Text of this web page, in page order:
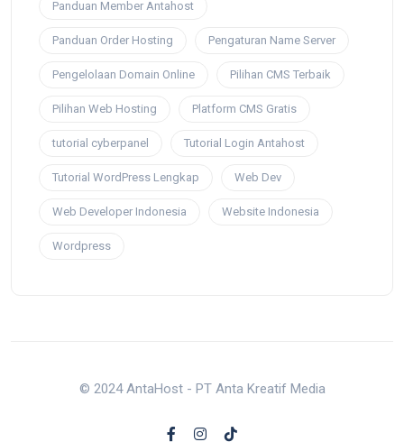
Panduan Member Antahost
Panduan Order Hosting Pengaturan Name Server
Pengelolaan Domain Online Pilihan CMS Terbaik
Pilihan Web Hosting Platform CMS Gratis
tutorial cyberpanel Tutorial Login Antahost
Tutorial WordPress Lengkap Web Dev
Web Developer Indonesia Website Indonesia
Wordpress
© 2024 AntaHost - PT Anta Kreatif Media